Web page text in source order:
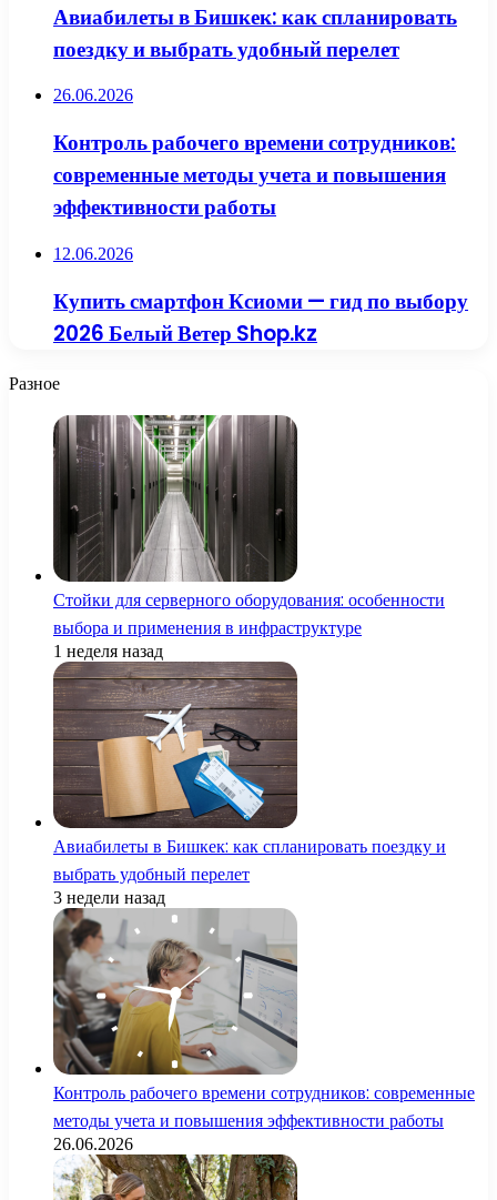
Авиабилеты в Бишкек: как спланировать
поездку и выбрать удобный перелет
26.06.2026
Контроль рабочего времени сотрудников:
современные методы учета и повышения
эффективности работы
12.06.2026
Купить смартфон Ксиоми — гид по выбору
2026 Белый Ветер Shop.kz
Разное
Стойки для серверного оборудования: особенности
выбора и применения в инфраструктуре
1 неделя назад
Авиабилеты в Бишкек: как спланировать поездку и
выбрать удобный перелет
3 недели назад
Контроль рабочего времени сотрудников: современные
методы учета и повышения эффективности работы
26.06.2026